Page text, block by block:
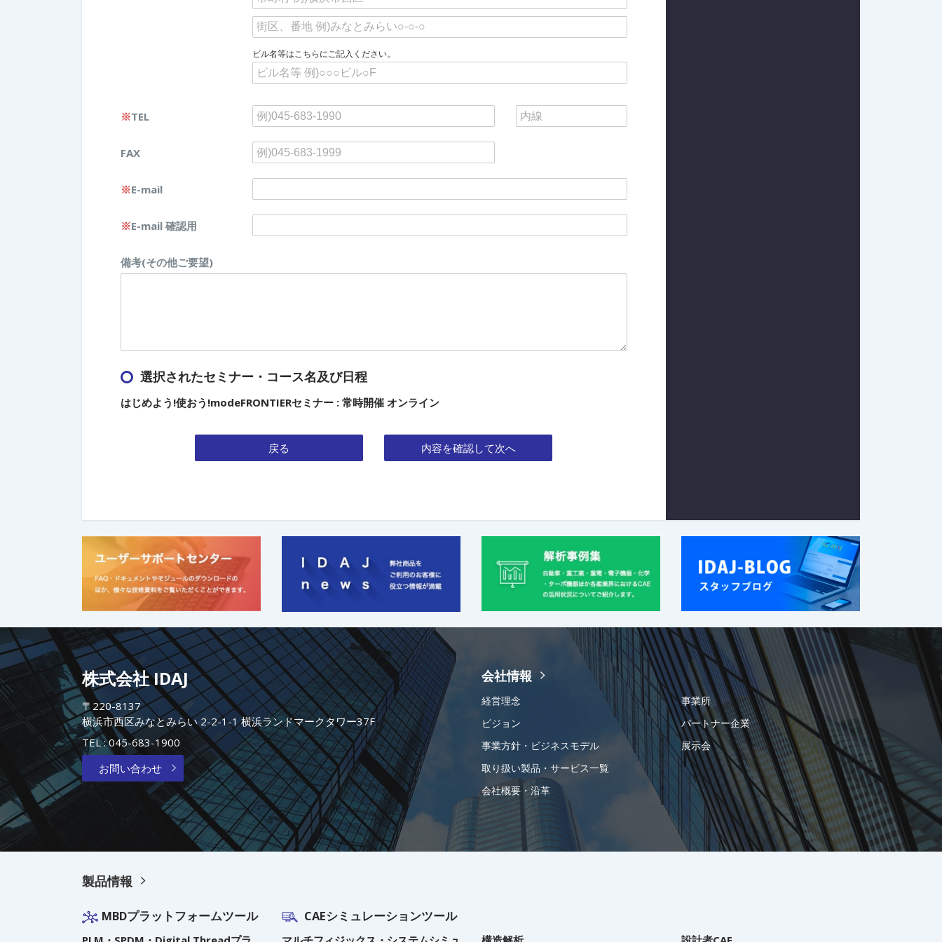
ビル名等はこちらにご記入ください。
※TEL
FAX
※E-mail
※E-mail 確認用
備考(その他ご要望)
選択されたセミナー・コース名及び日程
はじめよう!使おう!modeFRONTIERセミナー : 常時開催 オンライン
戻る 内容を確認して次へ
株式会社 IDAJ
〒220-8137
横浜市西区みなとみらい 2-2-1-1 横浜ランドマークタワー37F
TEL :045-683-1900
お問い合わせ
会社情報
経営理念
ビジョン
事業方針・ビジネスモデル
取り扱い製品・サービス一覧
会社概要・沿革
事業所
パートナー企業
展示会
製品情報
MBDプラットフォームツール CAEシミュレーションツール